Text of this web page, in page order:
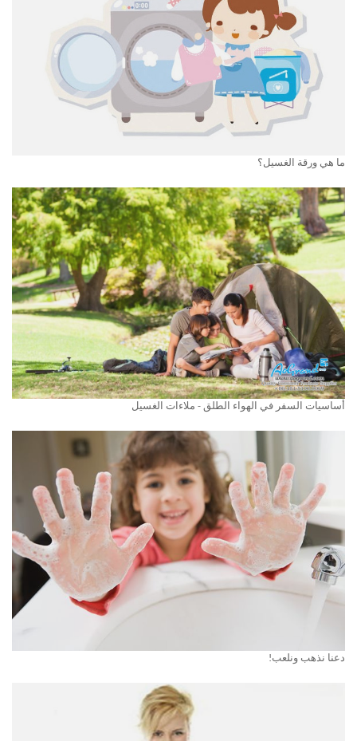
ما هي ورقة الغسيل؟
أساسيات السفر في الهواء الطلق - ملاءات الغسيل
دعنا نذهب ونلعب!